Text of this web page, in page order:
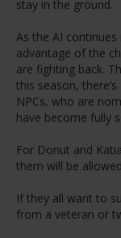
stay in the ground.
As the AI
advantage of the
are fighting back.
this season,
NPCs, who are
have become fully
For Donut and
them will be
If they all want to
from a veteran or